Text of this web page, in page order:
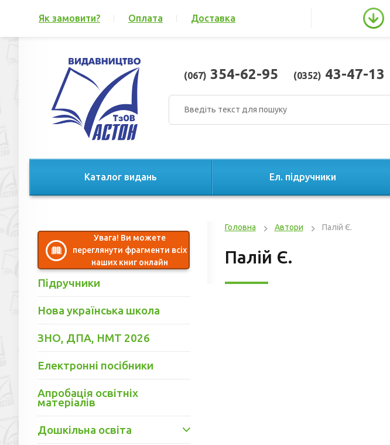
Як замовити? Оплата Доставка
(067) 354-62-95 (0352) 43-47-13
Каталог видань Ел. підручники
Увага! Ви можете
переглянути фрагменти всіх
наших книг онлайн
Підручники
Нова українська школа
ЗНО, ДПА, НМТ 2026
Електронні посібники
Апробація освітніх
матеріалів
Дошкільна освіта
Головна Автори Палій Є.
Палій Є.